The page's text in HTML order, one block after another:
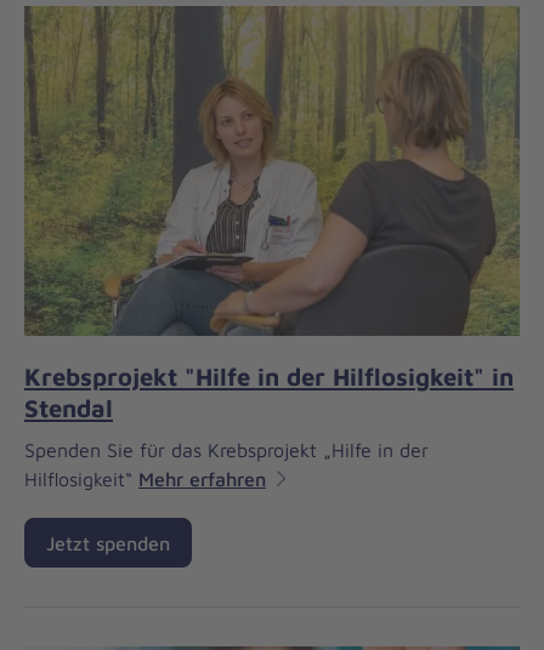
Krebsprojekt "Hilfe in der Hilflosigkeit" in
Stendal
Spenden Sie für das Krebsprojekt „Hilfe in der
Hilflosigkeit“ Mehr erfahren
Jetzt spenden